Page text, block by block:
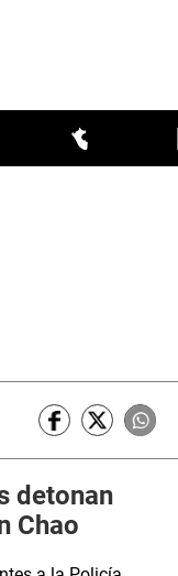
detonan
Chao